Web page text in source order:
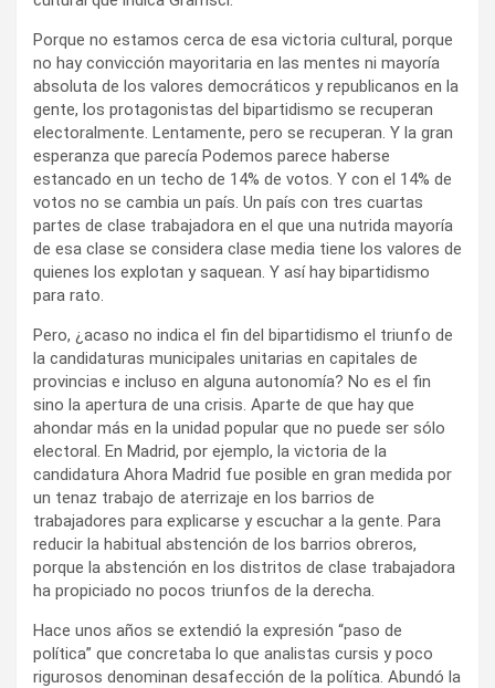
Porque no estamos cerca de esa victoria cultural, porque
no hay convicción mayoritaria en las mentes ni mayoría
absoluta de los valores democráticos y republicanos en la
gente, los protagonistas del bipartidismo se recuperan
electoralmente. Lentamente, pero se recuperan. Y la gran
esperanza que parecía Podemos parece haberse
estancado en un techo de 14% de votos. Y con el 14% de
votos no se cambia un país. Un país con tres cuartas
partes de clase trabajadora en el que una nutrida mayoría
de esa clase se considera clase media tiene los valores de
quienes los explotan y saquean. Y así hay bipartidismo
para rato.
Pero, ¿acaso no indica el fin del bipartidismo el triunfo de
la candidaturas municipales unitarias en capitales de
provincias e incluso en alguna autonomía? No es el fin
sino la apertura de una crisis. Aparte de que hay que
ahondar más en la unidad popular que no puede ser sólo
electoral. En Madrid, por ejemplo, la victoria de la
candidatura Ahora Madrid fue posible en gran medida por
un tenaz trabajo de aterrizaje en los barrios de
trabajadores para explicarse y escuchar a la gente. Para
reducir la habitual abstención de los barrios obreros,
porque la abstención en los distritos de clase trabajadora
ha propiciado no pocos triunfos de la derecha.
Hace unos años se extendió la expresión “paso de
política” que concretaba lo que analistas cursis y poco
rigurosos denominan desafección de la política. Abundó la